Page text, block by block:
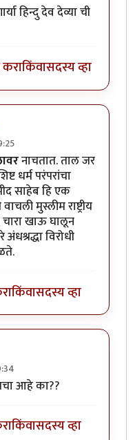
हिन्दु देव देव्या ची
किंवासदस्य व्हा
नाचतात. ताल जर
धर्म परंपरांचा
साहेब हि एक
मुस्लीम राष्ट्रीय
चारा खाऊ घालून
विरोधी
किंवासदस्य व्हा
आहे का??
किंवासदस्य व्हा